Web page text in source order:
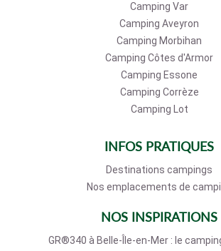
Camping Var
Camping Aveyron
Camping Morbihan
Camping Côtes d'Armor
Camping Essone
Camping Corrèze
Camping Lot
INFOS PRATIQUES
Destinations campings
Nos emplacements de
NOS INSPIRATIONS
GR®340 à Belle-Île-en-Mer : le